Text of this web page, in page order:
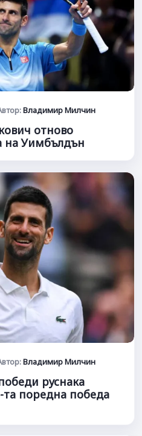
Владимир Милчин
отново
на Уимбълдън
Владимир Милчин
руснака
та поредна победа